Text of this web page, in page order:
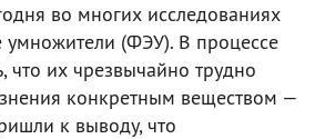
во многих исследованиях
умножители (ФЭУ). В процессе
что их чрезвычайно трудно
конкретным веществом —
к выводу, что